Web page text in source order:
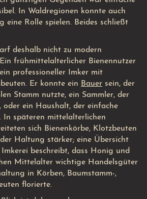
In Waldregionen konnte auch
eine Rolle spielen. Beides schließt
deshalb nicht zu modern
frühmittelalterlicher Bienennutzer
professioneller Imker mit
Er konnte ein Bauer sein, der
Stamm nutzte, ein Sammler, der
oder ein Haushalt, der einfache
In späteren mittelalterlichen
sich Bienenkörbe, Klotzbeuten
Haltung stärker; eine Übersicht
beschreibt, dass Honig und
Mittelalter wichtige Handelsgüter
in Körben, Baumstamm-,
florierte.